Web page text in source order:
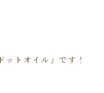
ットオイル」です！